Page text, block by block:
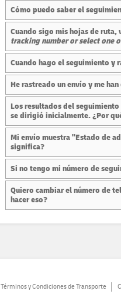
Cómo puedo saber el
Cuando sigo mis hojas de ruta,
tracking number or select one
Cuando hago el seguimiento
He rastreado un envío y me
Los resultados del
se dirigió inicialmente. ¿Por
Mi envío muestra "Estado de
significa?
Si no tengo mi número de
Quiero cambiar el número de
hacer eso?
Términos y Condiciones de Transporte